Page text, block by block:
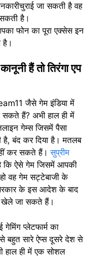
जा सकती है वह
है।
फोन का पूरा एक्सेस इन
है।
हैं तो तिरंगा एप
जैसे गेम इंडिया में
हैं? अभी हाल ही में
गेम्स जिसमें पैसा
है, बंद कर दिया है। मतलब
कर सकते हैं।सुप्रीम
कि ऐसे गेम जिसमें आपकी
वह गेम सट्टेबाजी के
के इस आदेश के बाद
खेले जा सकते हैं।
प्लेटफार्म का
बहुत सारे ऐप्स दूसरे देश से
हाल ही में एक सोशल